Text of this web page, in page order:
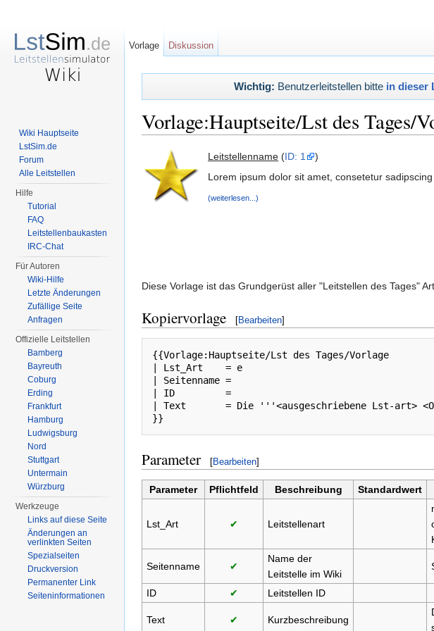
Wichtig: Benutzerleitstellen bitte in dieser
Vorlage:Hauptseite/Lst des Tages/
Leitstellenname (ID: 1
)
Lorem ipsum dolor sit amet, consetetur
(weiterlesen...)
Diese Vorlage ist das Grundgerüst aller "Leitstellen des Tages"
Kopiervorlage [Bearbeiten]
{{Vorlage:Hauptseite/Lst des Tages/Vorlage
| Lst_Art    = e
| Seitenname =
| ID         =
| Text       = Die '''<ausgeschriebene Lst-art>
Parameter [Bearbeiten]
Parameter Pflichtfeld Beschreibung Standardwert
Lst_Art ✔ Leitstellenart
Seitenname ✔
Name der
Leitstelle im Wiki
ID ✔ Leitstellen ID
Text ✔ Kurzbeschreibung
Vorlage Diskussion
Wiki Hauptseite
LstSim.de
Forum
Alle Leitstellen
Hilfe
Tutorial
FAQ
Leitstellenbaukasten
IRC-Chat
Für Autoren
Wiki-Hilfe
Letzte Änderungen
Zufällige Seite
Anfragen
Offizielle Leitstellen
Bamberg
Bayreuth
Coburg
Erding
Frankfurt
Hamburg
Ludwigsburg
Nord
Stuttgart
Untermain
Würzburg
Werkzeuge
Links auf diese Seite
Änderungen an
verlinkten Seiten
Spezialseiten
Druckversion
Permanenter Link
Seiten­informationen